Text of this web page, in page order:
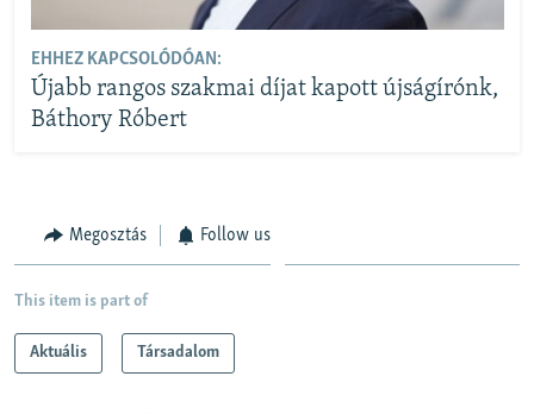
EHHEZ KAPCSOLÓDÓAN:
Újabb rangos szakmai díjat kapott újságírónk,
Báthory Róbert
Megosztás Follow us
This item is part of
Aktuális Társadalom